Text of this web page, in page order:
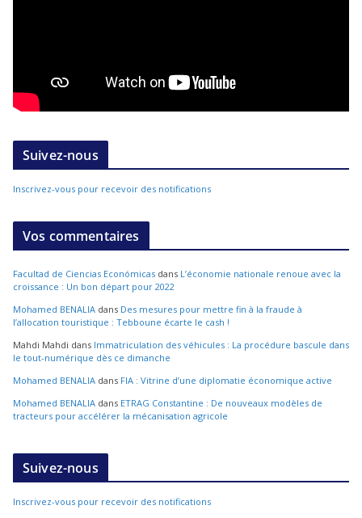
Suivez-nous
Inscrivez-vous pour recevoir des notifications
Vos commentaires
Facultad de Ciencias Económicas dans L’économie nationale renoue avec la
croissance : Un bon départ pour 2022
Mohamed BENALIA dans Des mesures pour mettre fin à la fraude à
l’allocation touristique : Tebboune écarte le cash !
Mahdi Mahdi dans Immatriculation des véhicules : La procédure bascule dans
le tout-numérique dès ce dimanche
Mohamed BENALIA dans FIA : Vitrine d’une diplomatie économique active
Mohamed BENALIA dans ETRAG Constantine : De nouveaux modèles de
tracteurs pour accélérer la mécanisation agricole
Suivez-nous
Inscrivez-vous pour recevoir des notifications